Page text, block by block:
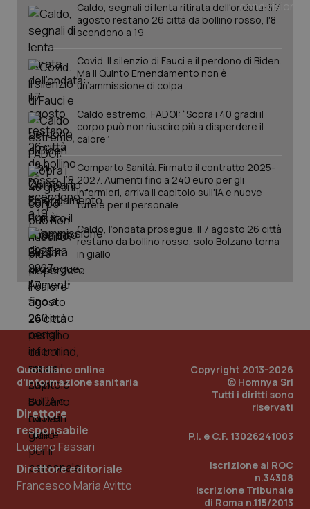
Caldo, segnali di lenta ritirata dell'ondata: il 7
agosto restano 26 città da bollino rosso, l'8
scendono a 19
Covid. Il silenzio di Fauci e il perdono di Biden.
Ma il Quinto Emendamento non è
un’ammissione di colpa
Caldo estremo, FADOI: “Sopra i 40 gradi il
corpo può non riuscire più a disperdere il
calore”
Comparto Sanità. Firmato il contratto 2025-
2027. Aumenti fino a 240 euro per gli
infermieri, arriva il capitolo sull'IA e nuove
tutele per il personale
Caldo, l’ondata prosegue. Il 7 agosto 26 città
restano da bollino rosso, solo Bolzano torna
in giallo
Quotidiano online
d'informazione sanitaria
Direttore
responsabile
Luciano Fassari
Direttore editoriale
Francesco Maria Avitto
Copyright 2013-2026
© Homnya Srl
Tutti i diritti sono
riservati
P.I. e C.F. 13026241003
Iscrizione al ROC
n.34308
Iscrizione Tribunale
di Roma n.115/2013
_ga_KM60CM4NPH .quotidianosanita.it
Nome Scadenza
_ga_0VMQEQKQ1N
1 anno 1
mese
Questo
cookie
utilizzato
da Google
per
lo stato
della
sessione.
Dominio Scadenza
VISITOR_INFO1_LIVE
5 mesi 4